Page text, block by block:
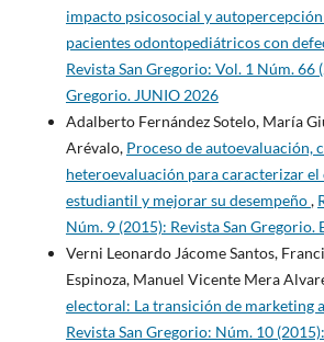
impacto psicosocial y autopercepción
pacientes odontopediátricos con
Revista San Gregorio: Vol. 1 Núm. 66
Gregorio. JUNIO 2026
Adalberto Fernández Sotelo, María
Arévalo, Proceso de autoevaluación,
heteroevaluación para caracterizar
estudiantil y mejorar su desempeño,
Núm. 9 (2015): Revista San Gregorio.
Verni Leonardo Jácome Santos,
Espinoza, Manuel Vicente Mera
electoral: La transición de marketing
Revista San Gregorio: Núm. 10